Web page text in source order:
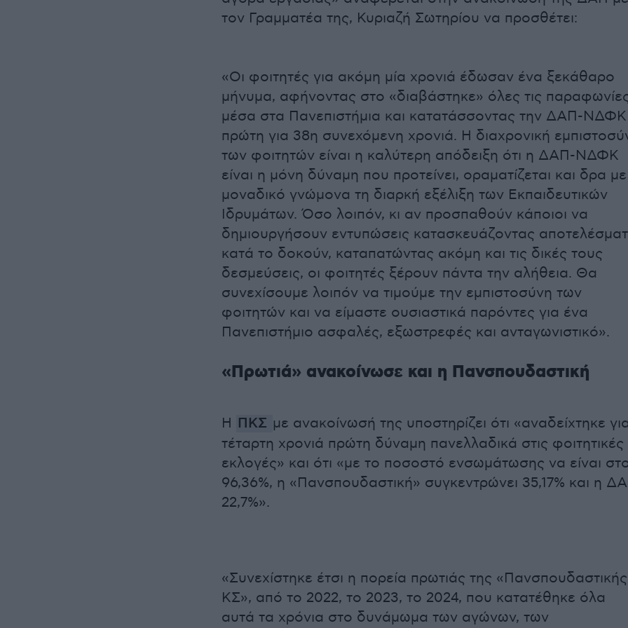
τον Γραμματέα της, Κυριαζή Σωτηρίου να προσθέτει:
«Οι φοιτητές για ακόμη μία χρονιά έδωσαν ένα ξεκάθαρο
μήνυμα, αφήνοντας στο «διαβάστηκε» όλες τις
μέσα στα Πανεπιστήμια και κατατάσσοντας την ΔΑΠ-ΝΔΦΚ
πρώτη για 38η συνεχόμενη χρονιά. Η διαχρονική
των φοιτητών είναι η καλύτερη απόδειξη ότι η ΔΑΠ-ΝΔΦΚ
είναι η μόνη δύναμη που προτείνει, οραματίζεται και δρα με
μοναδικό γνώμονα τη διαρκή εξέλιξη των Εκπαιδευτικών
Ιδρυμάτων. Όσο λοιπόν, κι αν προσπαθούν κάποιοι να
δημιουργήσουν εντυπώσεις κατασκευάζοντας
κατά το δοκούν, καταπατώντας ακόμη και τις δικές τους
δεσμεύσεις, οι φοιτητές ξέρουν πάντα την αλήθεια. Θα
συνεχίσουμε λοιπόν να τιμούμε την εμπιστοσύνη των
φοιτητών και να είμαστε ουσιαστικά παρόντες για ένα
Πανεπιστήμιο ασφαλές, εξωστρεφές και ανταγωνιστικό».
«Πρωτιά» ανακοίνωσε και η Πανσπουδαστική
Η ΠΚΣ με ανακοίνωσή της υποστηρίζει ότι «αναδείχτηκε
τέταρτη χρονιά πρώτη δύναμη πανελλαδικά στις φοιτητικές
εκλογές» και ότι «με το ποσοστό ενσωμάτωσης να είναι
96,36%, η «Πανσπουδαστική» συγκεντρώνει 35,17% και η
22,7%».
«Συνεχίστηκε έτσι η πορεία πρωτιάς της «Πανσπουδαστικής
ΚΣ», από το 2022, το 2023, το 2024, που κατατέθηκε όλα
αυτά τα χρόνια στο δυνάμωμα των αγώνων, των